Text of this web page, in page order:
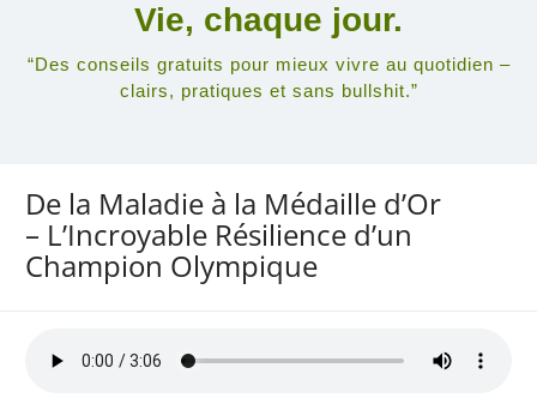
Vie, chaque jour.
“Des conseils gratuits pour mieux vivre au quotidien –
clairs, pratiques et sans bullshit.”
De la Maladie à la Médaille d’Or
– L’Incroyable Résilience d’un
Champion Olympique